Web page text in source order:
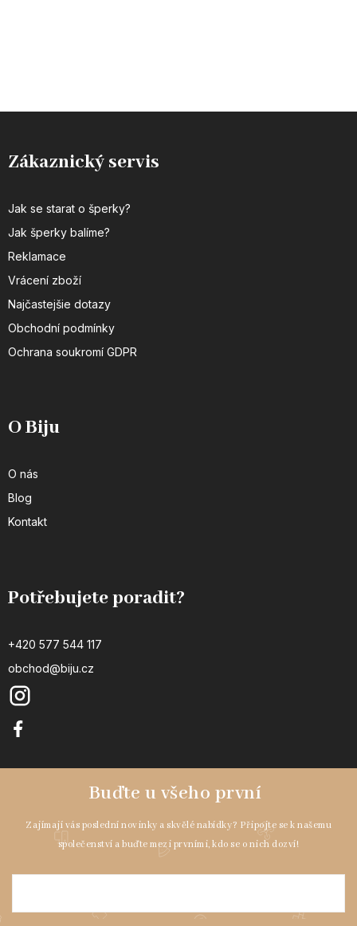
Zákaznický servis
Jak se starat o šperky?
Jak šperky balíme?
Reklamace
Vrácení zboží
Najčastejšie dotazy
Obchodní podmínky
Ochrana soukromí GDPR
O Biju
O nás
Blog
Kontakt
Potřebujete poradit?
+420 577 544 117
obchod@biju.cz